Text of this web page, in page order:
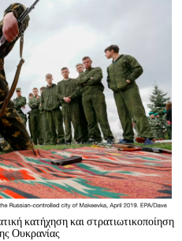
κατήχηση και στρατιωτικοποίηση
Ουκρανίας